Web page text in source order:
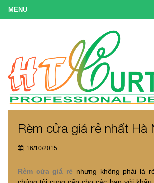
Rèm cửa giá rẻ nhất Hà
16/10/2015
Rèm cửa giá rẻ nhưng không phải là